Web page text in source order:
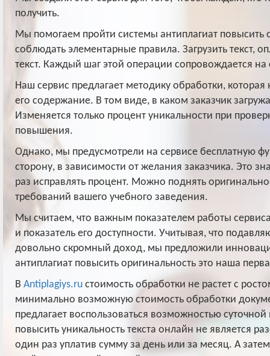
получить.
Мы помогаем пройти системы антиплагиат повысить
соблюдать элементарные правила. Загрузить текст,
текст. Каждый шаг этой операции сопровождается
Наш сервис предлагает методику обработки,
его содержание. В том виде, в каком заказчик
Изменяется только процент уникальности при
повышения.
Однако, мы предусмотрели на сервисе бесплатную
сторону, в зависимости от желания заказчика. Это
раз исправлять процент. Можно поднять
требований вашего учебного заведения.
Мы считаем, что важным показателем работы
и показатель его доступности. Учитывая, что
довольно скромный доход, мы предложили
антиплагиат повысить оригинальность это наша
В Antiplagiys.ru стоимость обработки не растет с
минимально возможную стоимость обработки
предлагает воспользоваться возможностью
повысить уникальность текста онлайн не является
один раз уплатив сумму за день или за месяц. А